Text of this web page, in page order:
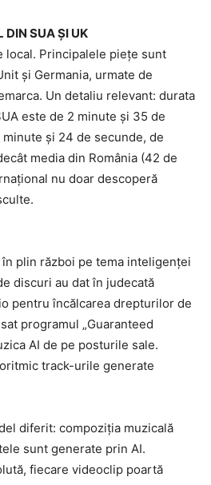
DIN SUA ȘI UK
local. Principalele piețe sunt
și Germania, urmate de
Un detaliu relevant: durata
este de 2 minute și 35 de
și 24 de secunde, de
media din România (42 de
nu doar descoperă
plin război pe tema inteligenței
discuri au dat în judecată
pentru încălcarea drepturilor de
programul „Guaranteed
AI de pe posturile sale.
track-urile generate
diferit: compoziția muzicală
sunt generate prin AI.
fiecare videoclip poartă